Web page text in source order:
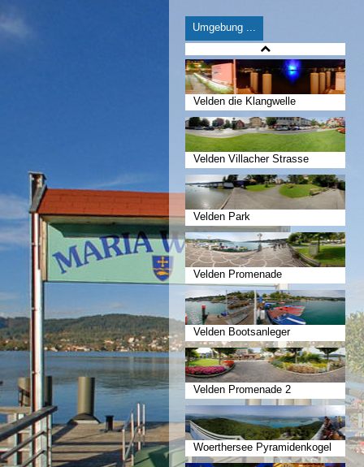
Umgebung ...
Velden die Klangwelle
Velden Villacher Strasse
Velden Park
Velden Promenade
Velden Bootsanleger
Velden Promenade 2
Woerthersee Pyramidenkogel